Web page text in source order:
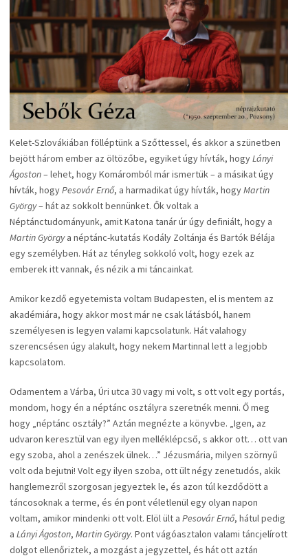
Kelet-Szlovákiában fölléptünk a Szőttessel, és akkor a szünetben
bejött három ember az öltözőbe, egyiket úgy hívták, hogyLányi
Ágoston– lehet, hogy Komáromból már ismertük – a másikat úgy
hívták, hogyPesovár Ernő, a harmadikat úgy hívták, hogyMartin
György– hát az sokkolt bennünket. Ők voltak a
Néptánctudományunk, amit Katona tanár úr úgy definiált, hogy a
Martin Györgya néptánc-kutatás Kodály Zoltánja és Bartók Bélája
egy személyben. Hát az tényleg sokkoló volt, hogy ezek az
emberek itt vannak, és nézik a mi táncainkat.
Amikor kezdő egyetemista voltam Budapesten, el is mentem az
akadémiára, hogy akkor most már ne csak látásból, hanem
személyesen is legyen valami kapcsolatunk. Hát valahogy
szerencsésen úgy alakult, hogy nekem Martinnal lett a legjobb
kapcsolatom.
Odamentem a Várba, Úri utca 30 vagy mi volt, s ott volt egy portás,
mondom, hogy én a néptánc osztályra szeretnék menni. Ő meg
hogy „néptánc osztály?” Aztán megnézte a könyvbe. „Igen, az
udvaron keresztül van egy ilyen melléklépcső, s akkor ott… ott van
egy szoba, ahol a zenészek ülnek…” Jézusmária, milyen szörnyű
volt oda bejutni! Volt egy ilyen szoba, ott ült négy zenetudós, akik
hanglemezről szorgosan jegyeztek le, és azon túl kezdődött a
táncosoknak a terme, és én pont véletlenül egy olyan napon
voltam, amikor mindenki ott volt. Elöl ült a Pesovár Ernő, hátul pedig
a Lányi Ágoston, Martin György. Pont vágóasztalon valami táncjelírott
dolgot ellenőriztek, a mozgást a jegyzettel, és hát ott aztán